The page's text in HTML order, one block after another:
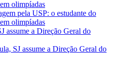
pela USP: o estudante do
olimpíadas
SJ assume a Direção Geral do